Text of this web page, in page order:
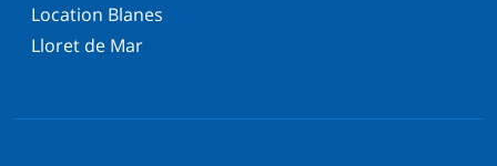
Location Blanes
Lloret de Mar